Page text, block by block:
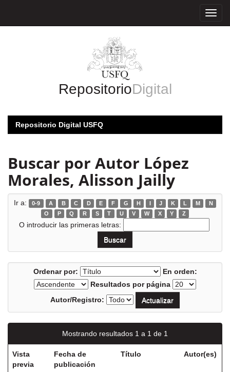
RepositorioDigital
Repositorio Digital USFQ
Buscar por Autor López
Morales, Alisson Jailly
Ir a: 0-9 A B C D E F G H I J K L M
N
O
P Q R S T U V W X Y Z
O introducir las primeras letras:
Ordenar por:
En orden:
Resultados por página
Autor/Registro:
Mostrando resultados 1 a 1 de 1
Vista
previa
Fecha de
publicación
Título Autor(es)